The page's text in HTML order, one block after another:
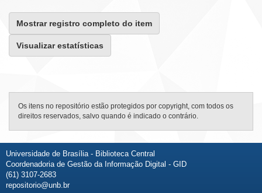
Mostrar registro completo do item
Visualizar estatísticas
Os itens no repositório estão protegidos por copyright, com todos os
direitos reservados, salvo quando é indicado o contrário.
Universidade de Brasília - Biblioteca Central
Coordenadoria de Gestão da Informação Digital - GID
(61) 3107-2683
repositorio@unb.br